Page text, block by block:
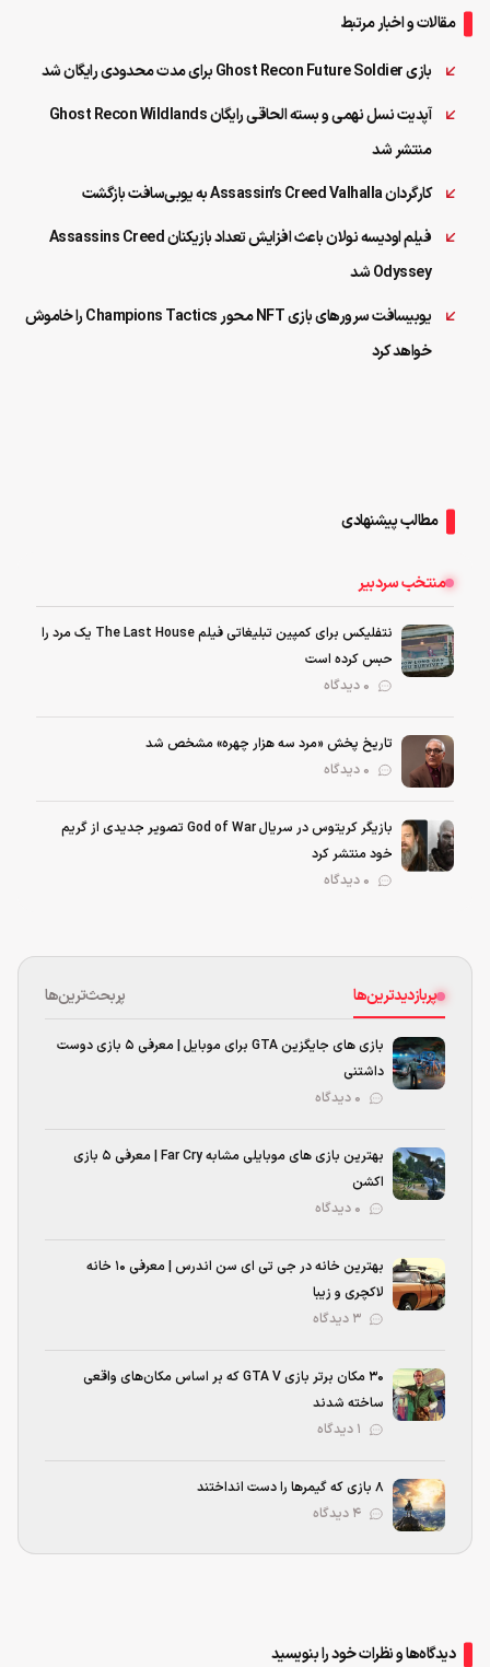
مقالات و اخبار مرتبط
بازی Ghost Recon Future Soldier برای مدت محدودی رایگان شد
آپدیت نسل نهمی و بسته الحاقی رایگان Ghost Recon Wildlands
منتشر شد
کارگردان Assassin’s Creed Valhalla به یوبی‌سافت بازگشت
فیلم اودیسه نولان باعث افزایش تعداد بازیکنان Assassins Creed
Odyssey شد
یوبیسافت سرورهای بازی NFT محور Champions Tactics را خاموش
خواهد کرد
مطالب پیشنهادی
منتخب سردبیر
نتفلیکس برای کمپین تبلیغاتی فیلم The Last House یک مرد را
حبس کرده است
تاریخ پخش «مرد سه هزار چهره» مشخص شد
بازیگر کریتوس در سریال God of War تصویر جدیدی از گریم
خود منتشر کرد
پربازدیدترین‌ها پربحث‌ترین‌ها
بازی های جایگزین GTA برای موبایل | معرفی ۵ بازی دوست
داشتنی
بهترین بازی‌ های موبایلی مشابه Far Cry | معرفی ۵ بازی
اکشن
بهترین خانه در جی تی ای سن اندرس | معرفی ۱۰ خانه
لاکچری و زیبا
۳۰ مکان برتر بازی GTA V که بر اساس مکان‌های واقعی
ساخته شدند
۸ بازی که گیمرها را دست انداختند
دیدگاه‌ها و نظرات خود را بنویسید